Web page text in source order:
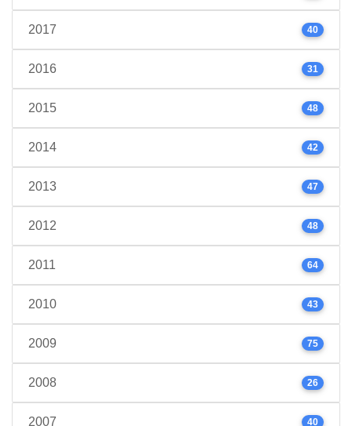
2017 40
2016 31
2015 48
2014 42
2013 47
2012 48
2011 64
2010 43
2009 75
2008 26
2007 40